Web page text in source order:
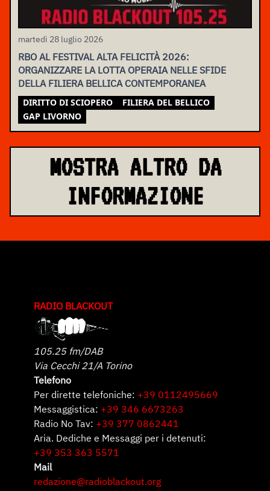
martedì 28 luglio 2026
RBO AL FESTIVAL ALTA FELICITÀ 2026:
ORGANIZZARE LA LOTTA OPERAIA NELLE SFIDE
DELLA FILIERA BELLICA CONTEMPORANEA
DIRITTO DI SCIOPERO
FILIERA DEL BELLICO
GAP LIVORNO
MOSTRA ALTRO DA
INFORMAZIONE
RADIO BLACKOUT
105.25 fm/DAB
Via Cecchi 21/A Torino
Telefono
Per dirette telefoniche: +39 0112495669
Messaggistica: +39 346 6673263
Radio No Tav: +39 377 0862441
Aria. Dediche e Messaggi per i detenuti:
+39 353 363 5571
Mail
redazione@radioblackout.org